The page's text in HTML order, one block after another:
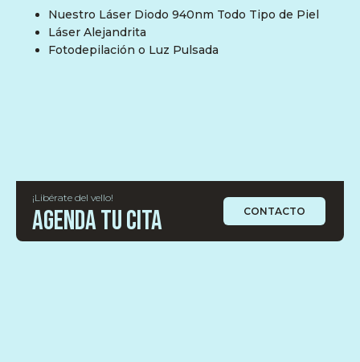
Nuestro Láser Diodo 940nm Todo Tipo de Piel
Láser Alejandrita
Fotodepilación o Luz Pulsada
¡Libérate del vello!
Agenda tu cita CONTACTO